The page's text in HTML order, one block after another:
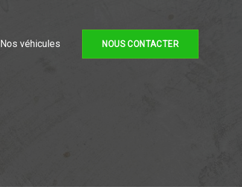
Nos véhicules NOUS CONTACTER